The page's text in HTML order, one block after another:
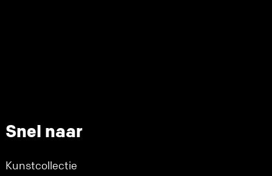
Snel naar
Kunstcollectie